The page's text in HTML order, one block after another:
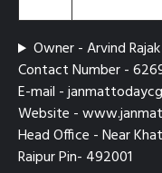
Owner - Arvind Rajak
Contact Number -
E-mail -
Website -
Head Office - Near
Raipur Pin- 492001